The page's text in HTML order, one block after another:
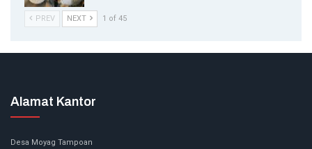
PREV NEXT 1 of 45
Alamat Kantor
Desa Moyag Tampoan